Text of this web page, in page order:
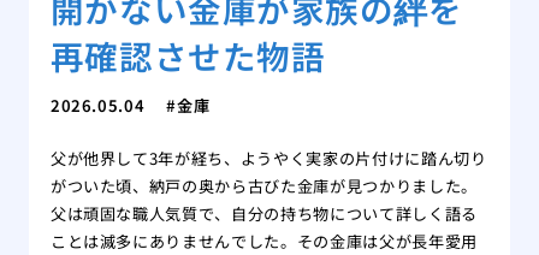
再確認させた物語
2026.05.04 金庫
父が他界して3年が経ち、ようやく実家の片付けに踏ん切り
がついた頃、納戸の奥から古びた金庫が見つかりました。
父は頑固な職人気質で、自分の持ち物について詳しく語る
ことは滅多にありませんでした。その金庫は父が長年愛用